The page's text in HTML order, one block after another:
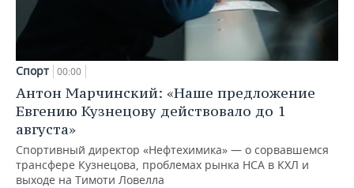
Спорт 00:00
Антон Марчинский: «Наше предложение
Евгению Кузнецову действовало до 1
августа»
Спортивный директор «Нефтехимика» — о сорвавшемся
трансфере Кузнецова, проблемах рынка НСА в КХЛ и
выходе на Тимоти Ловелла